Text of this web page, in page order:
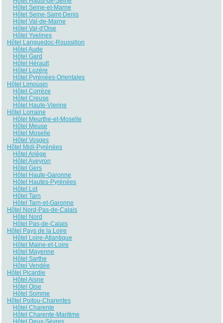
Hôtel Seine-et-Marne
Hôtel Seine-Saint-Denis
Hôtel Val-de-Marne
Hôtel Val-d'Oise
Hôtel Yvelines
Hôtel Languedoc-Roussillon
Hôtel Aude
Hôtel Gard
Hôtel Hérault
Hôtel Lozère
Hôtel Pyrénées-Orientales
Hôtel Limousin
Hôtel Corrèze
Hôtel Creuse
Hôtel Haute-Vienne
Hôtel Lorraine
Hôtel Meurthe-et-Moselle
Hôtel Meuse
Hôtel Moselle
Hôtel Vosges
Hôtel Midi-Pyrénées
Hôtel Ariège
Hôtel Aveyron
Hôtel Gers
Hôtel Haute-Garonne
Hôtel Hautes-Pyrénées
Hôtel Lot
Hôtel Tarn
Hôtel Tarn-et-Garonne
Hôtel Nord-Pas-de-Calais
Hôtel Nord
Hôtel Pas-de-Calais
Hôtel Pays de la Loire
Hôtel Loire-Atlantique
Hôtel Maine-et-Loire
Hôtel Mayenne
Hôtel Sarthe
Hôtel Vendée
Hôtel Picardie
Hôtel Aisne
Hôtel Oise
Hôtel Somme
Hôtel Poitou-Charentes
Hôtel Charente
Hôtel Charente-Maritime
Hôtel Deux-Sèvres